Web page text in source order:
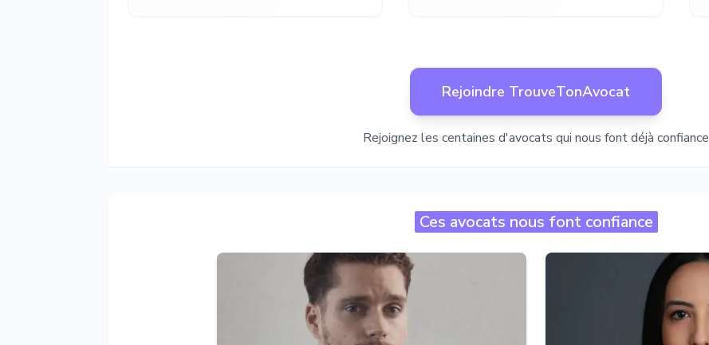
Rejoindre TrouveTonAvocat
Rejoignez les centaines d'avocats qui nous font déjà confiance
Ces avocats nous font confiance